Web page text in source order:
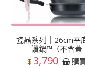
瓷晶系列｜26cm平
讚鍋™（不含蓋
$ 3,790 購